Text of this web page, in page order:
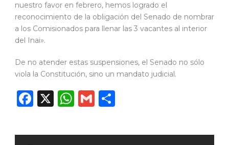
nuestro favor en febrero, hemos logrado el
reconocimiento de la obligación del Senado de nombrar
a los Comisionados para llenar las 3 vacantes al interior
del Inai».
De no atender estas suspensiones, el Senado no sólo
viola la Constitución, sino un mandato judicial.
Facebook
X WhatsApp
Gmail